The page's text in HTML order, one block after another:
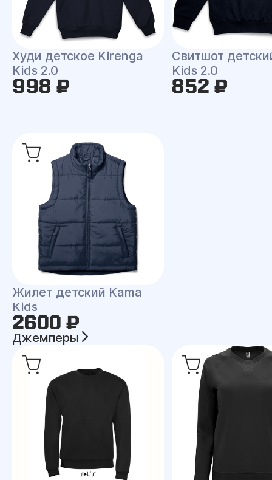
Худи детское Kirenga
Kids 2.0
998 ₽
Свитшот
Kids 2.0
852 ₽
Жилет детский Kama
Kids
2600 ₽
Джемперы